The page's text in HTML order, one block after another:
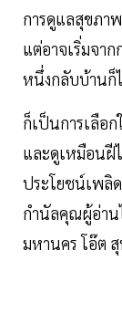
การดูแลสุขภา
แต่อาจเริ่มจา
หนึ่งกลับบ้านก็
ก็เป็นการเลือ
และดูเหมือนฝี
ประโยชน์เพลิ
กำนัลคุณผู้อ่าน
มหานคร โอ๊ต